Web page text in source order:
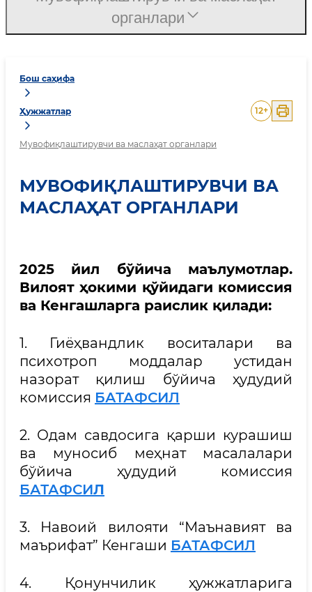
Бош саҳифа
Ҳужжатлар
Мувофиқлаштирувчи ва маслаҳат органлари
12+
МУВОФИҚЛАШТИРУВЧИ ВА
МАСЛАҲАТ ОРГАНЛАРИ
2025 йил бўйича маълумотлар.
Вилоят ҳокими қўйидаги комиссия
ва Кенгашларга раислик қилади:
1. Гиёҳвандлик воситалари ва
психотроп моддалар устидан
назорат қилиш бўйича ҳудудий
комиссия БАТАФСИЛ
2. Одам савдосига қарши курашиш
ва муносиб меҳнат масалалари
бўйича ҳудудий комиссия
БАТАФСИЛ
3. Навоий вилояти “Маънавият ва
маърифат” Кенгаши БАТАФСИЛ
4. Қонунчилик ҳужжатларига
органлари